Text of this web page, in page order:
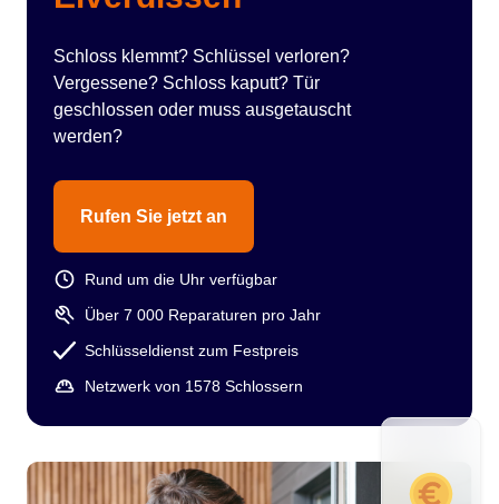
Schloss klemmt? Schlüssel verloren?
Vergessene? Schloss kaputt? Tür
geschlossen oder muss ausgetauscht
werden?
Rufen Sie jetzt an
Rund um die Uhr verfügbar
Über 7 000 Reparaturen pro Jahr
Schlüsseldienst zum Festpreis
Netzwerk von 1578 Schlossern